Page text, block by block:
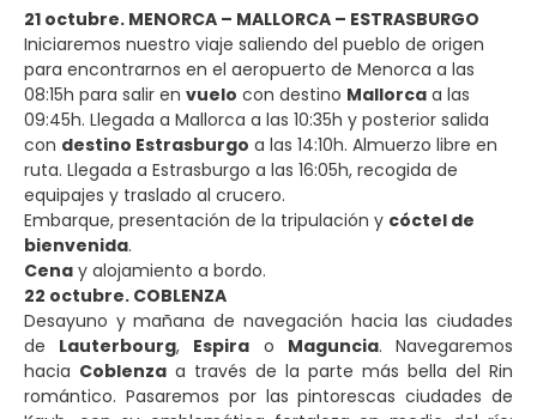
21 octubre. MENORCA – MALLORCA – ESTRASBURGO
Iniciaremos nuestro viaje saliendo del pueblo de origen
para encontrarnos en el aeropuerto de Menorca a las
08:15h para salir en vuelo con destino Mallorca a las
09:45h. Llegada a Mallorca a las 10:35h y posterior salida
con destino Estrasburgo a las 14:10h. Almuerzo libre en
ruta. Llegada a Estrasburgo a las 16:05h, recogida de
equipajes y traslado al crucero.
Embarque, presentación de la tripulación y cóctel de
bienvenida.
Cena y alojamiento a bordo.
22 octubre. COBLENZA
Desayuno y mañana de navegación hacia las ciudades
de Lauterbourg, Espira o Maguncia. Navegaremos
hacia Coblenza a través de la parte más bella del Rin
romántico. Pasaremos por las pintorescas ciudades de